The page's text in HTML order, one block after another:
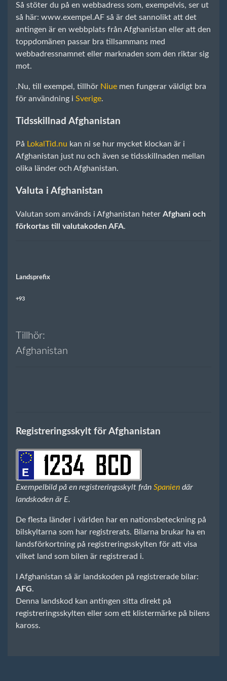
Så stöter du på en webbadress som, exempelvis, ser ut
så här: www.exempel.AF så är det sannolikt att det
antingen är en webbplats från Afghanistan eller att den
toppdomänen passar bra tillsammans med
webbadressnamnet eller marknaden som den riktar sig
mot.
.Nu, till exempel, tillhör Niue men fungerar väldigt bra
för användning i Sverige.
Tidsskillnad Afghanistan
På LokalTid.nu kan ni se hur mycket klockan är i
Afghanistan just nu och även se tidsskillnaden mellan
olika länder och Afghanistan.
Valuta i Afghanistan
Valutan som används i Afghanistan heter Afghani och
förkortas till valutakoden AFA.
Landsprefix
+93
Tillhör:
Afghanistan
Registreringsskylt för Afghanistan
Exempelbild på en registreringsskylt från Spanien där
landskoden är E.
De flesta länder i världen har en nationsbeteckning på
bilskyltarna som har registrerats. Bilarna brukar ha en
landsförkortning på registreringsskylten för att visa
vilket land som bilen är registrerad i.
I Afghanistan så är landskoden på registrerade bilar:
AFG.
Denna landskod kan antingen sitta direkt på
registreringsskylten eller som ett klistermärke på bilens
kaross.